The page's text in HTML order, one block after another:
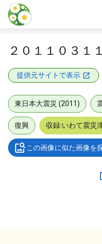
本文に飛ぶ
２０１１０３１
提供元サイトで表示
東日本大震災 (2011)
復興 収録:いわて震災
この画像に似た画像を